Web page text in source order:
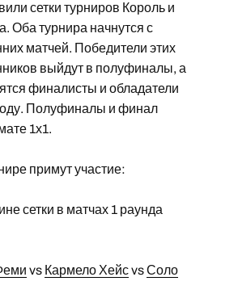
сетки турниров Король и
Оба турнира начнутся с
матчей. Победители этих
выйдут в полуфиналы, а
финалисты и обладатели
Полуфиналы и финал
1х1.
примут участие:
сетки в матчах 1 раунда
vs Кармело ХейсvsСоло